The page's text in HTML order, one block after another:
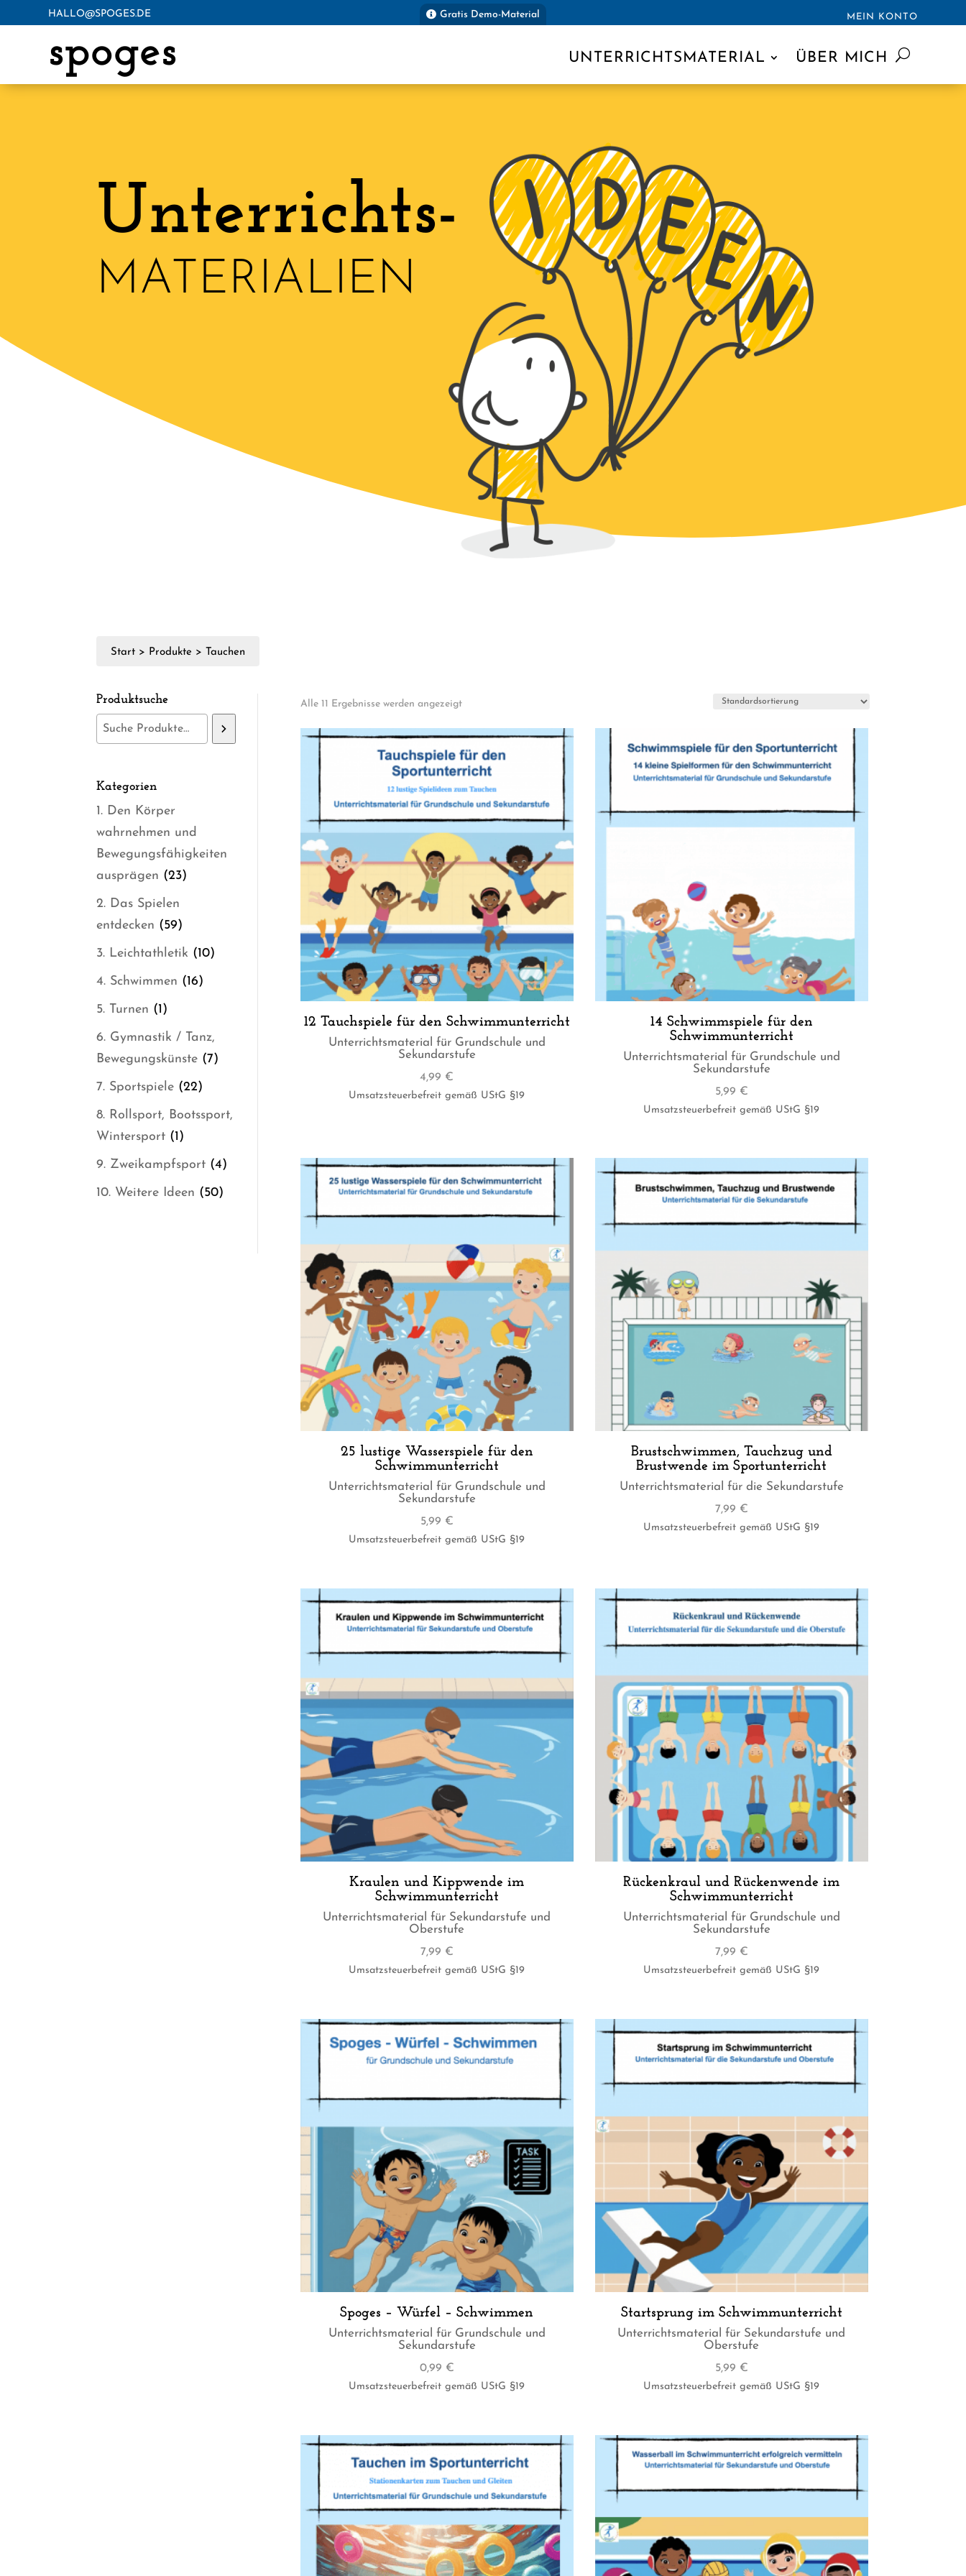
HALLO@SPOGES.DE Gratis Demo-Material MEIN KONTO
spoges UNTERRICHTSMATERIAL ÜBER MICH
Unterrichts-
MATERIALIEN
Start > Produkte > Tauchen
Produktsuche
Kategorien
1. Den Körper
wahrnehmen und
Bewegungsfähigkeiten
ausprägen
2323
2. Das Spielen
entdecken
5959
Produkte
3. Leichtathletik 1010
4. Schwimmen 1616
5. Turnen 11
Produkt
6. Gymnastik / Tanz,
Bewegungskünste
77
7. Sportspiele 2222
Produkte
8. Rollsport, Bootssport,
Wintersport
11
Produkt
9. Zweikampfsport 44
Produkte
10. Weitere Ideen 5050
Alle 11 Ergebnisse werden angezeigt
12 Tauchspiele für den Schwimmunterricht
Unterrichtsmaterial für Grundschule und
Sekundarstufe
4,99 €
Umsatzsteuerbefreit gemäß UStG §19
14 Schwimmspiele für den
Schwimmunterricht
Unterrichtsmaterial für Grundschule und
Sekundarstufe
5,99 €
Umsatzsteuerbefreit gemäß UStG §19
25 lustige Wasserspiele für den
Schwimmunterricht
Unterrichtsmaterial für Grundschule und
Sekundarstufe
5,99 €
Umsatzsteuerbefreit gemäß UStG §19
Brustschwimmen, Tauchzug und
Brustwende im Sportunterricht
Unterrichtsmaterial für die Sekundarstufe
7,99 €
Umsatzsteuerbefreit gemäß UStG §19
Kraulen und Kippwende im
Schwimmunterricht
Unterrichtsmaterial für Sekundarstufe und
Oberstufe
7,99 €
Umsatzsteuerbefreit gemäß UStG §19
Rückenkraul und Rückenwende im
Schwimmunterricht
Unterrichtsmaterial für Grundschule und
Sekundarstufe
7,99 €
Umsatzsteuerbefreit gemäß UStG §19
Spoges – Würfel – Schwimmen
Unterrichtsmaterial für Grundschule und
Sekundarstufe
0,99 €
Umsatzsteuerbefreit gemäß UStG §19
Startsprung im Schwimmunterricht
Unterrichtsmaterial für Sekundarstufe und
Oberstufe
5,99 €
Umsatzsteuerbefreit gemäß UStG §19